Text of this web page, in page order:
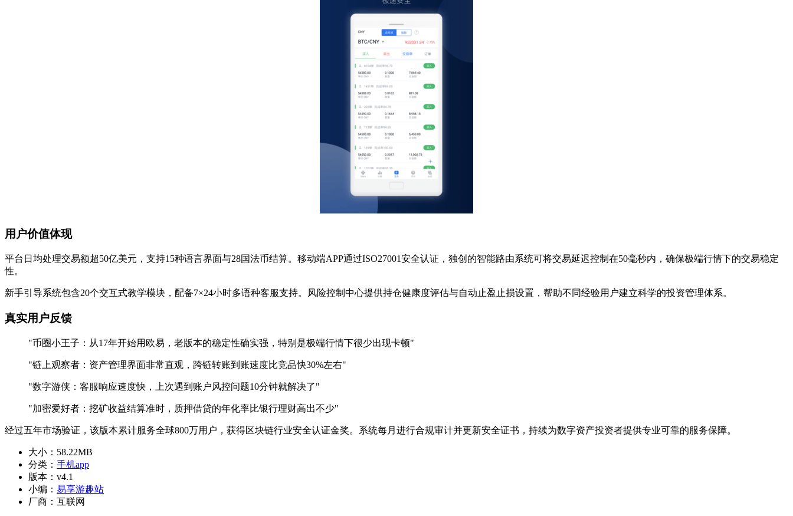
用户价值体现
平台日均处理交易额超50亿美元，支持15种语言界面与28国法币结算。移动端APP通过ISO27001安全认证，独创的智能路由系统可将交易延迟控制在50毫秒内，确保极端行情下的交易稳定
性。
新手引导系统包含20个交互式教学模块，配备7×24小时多语种客服支持。风险控制中心提供持仓健康度评估与自动止盈止损设置，帮助不同经验用户建立科学的投资管理体系。
真实用户反馈
"币圈小王子：从17年开始用欧易，老版本的稳定性确实强，特别是极端行情下很少出现卡顿"
"链上观察者：资产管理界面非常直观，跨链转账到账速度比竞品快30%左右"
"数字游侠：客服响应速度快，上次遇到账户风控问题10分钟就解决了"
"加密爱好者：挖矿收益结算准时，质押借贷的年化率比银行理财高出不少"
经过五年市场验证，该版本累计服务全球800万用户，获得区块链行业安全认证金奖。系统每月进行合规审计并更新安全证书，持续为数字资产投资者提供专业可靠的服务保障。
大小： 58.22MB
分类： 手机app
版本： v4.1
小编： 易享游趣站
厂商： 互联网